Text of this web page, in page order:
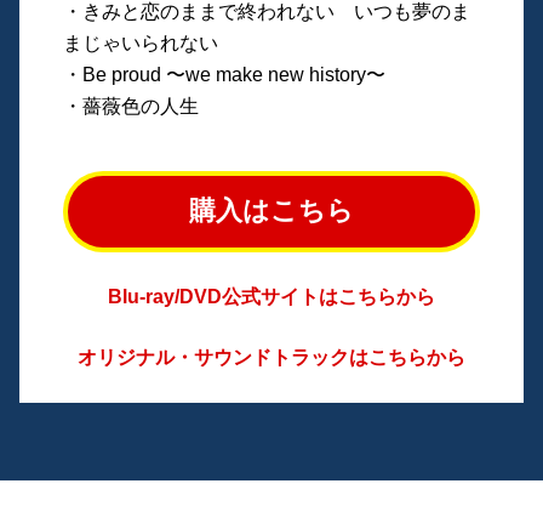
・きみと恋のままで終われない いつも夢のま
まじゃいられない
・Be proud 〜we make new history〜
・薔薇色の人生
購入はこちら
Blu-ray/DVD公式サイトはこちらから
オリジナル・サウンドトラックはこちらから